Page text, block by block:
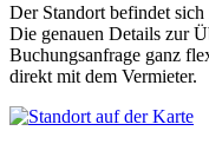
Der Standort befindet sich
Die genauen Details zur
Buchungsanfrage ganz
direkt mit dem Vermieter.